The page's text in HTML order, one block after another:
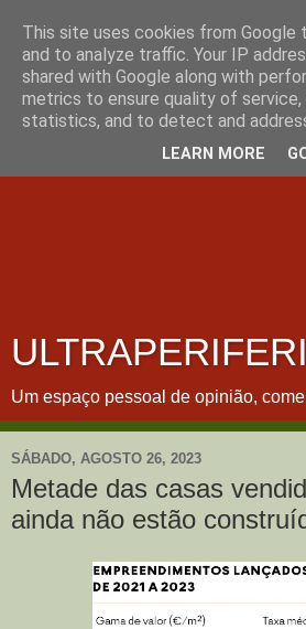
Um espaço pessoal de opinião,
SÁBADO, AGOSTO 26, 2023
Metade das casas
ainda não estão
This site uses cookies from Google
and to analyze traffic. Your IP
shared with Google along with
metrics to ensure quality of service,
statistics, and to detect and
LEARN MORE